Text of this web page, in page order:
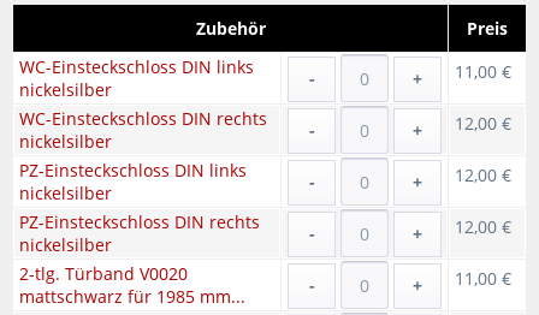
Zubehör
Preis
WC-Einsteckschloss DIN links
nickelsilber
- + 11,00 €
WC-Einsteckschloss DIN rechts
nickelsilber
- + 12,00 €
PZ-Einsteckschloss DIN links
nickelsilber
- + 12,00 €
PZ-Einsteckschloss DIN rechts
nickelsilber
- + 12,00 €
2-tlg. Türband V0020
mattschwarz für 1985 mm...
- + 11,00 €